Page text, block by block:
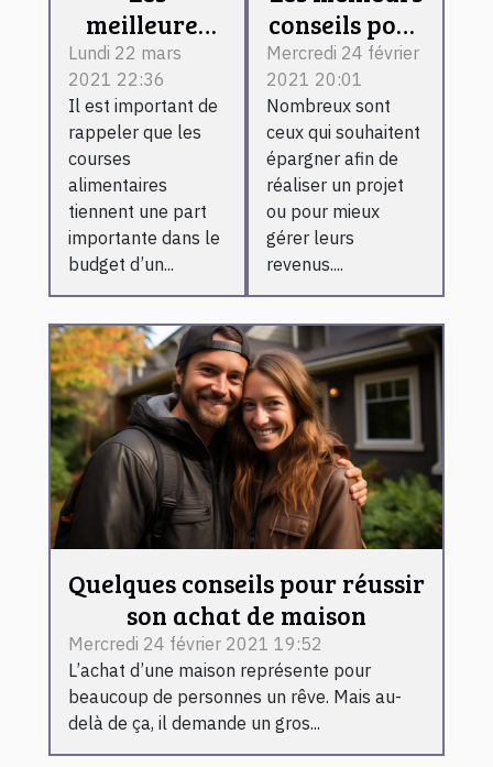
meilleures
astuces pour
réaliser des
économies
sur ses
courses
alimentaires
Lundi 22 mars
2021 22:36
Il est important de
rappeler que les
courses
alimentaires
tiennent une part
importante dans le
budget d’un...
conseils pour
mieux
épargner
Mercredi 24 février
2021 20:01
Nombreux sont
ceux qui souhaitent
épargner afin de
réaliser un projet
ou pour mieux
gérer leurs
revenus....
Quelques conseils pour réussir
son achat de maison
Mercredi 24 février 2021 19:52
L’achat d’une maison représente pour
beaucoup de personnes un rêve. Mais au-
delà de ça, il demande un gros...